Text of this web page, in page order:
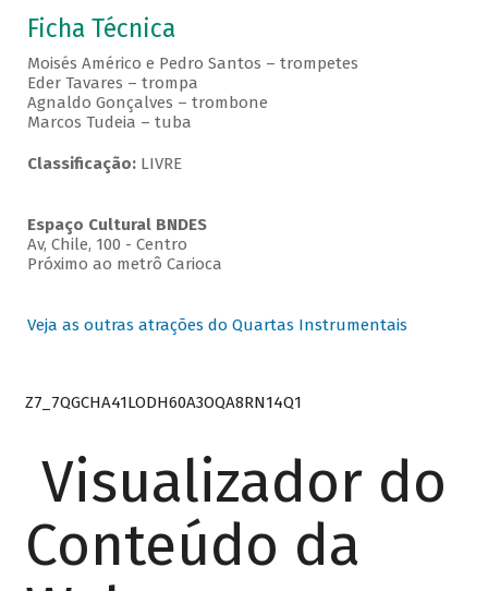
Ficha Técnica
Moisés Américo e Pedro Santos – trompetes
Eder Tavares – trompa
Agnaldo Gonçalves – trombone
Marcos Tudeia – tuba
Classificação: LIVRE
Espaço Cultural BNDES
Av, Chile, 100 - Centro
Próximo ao metrô Carioca
Veja as outras atrações do Quartas Instrumentais
Z7_7QGCHA41LODH60A3OQA8RN14Q1
Visualizador do
Conteúdo da